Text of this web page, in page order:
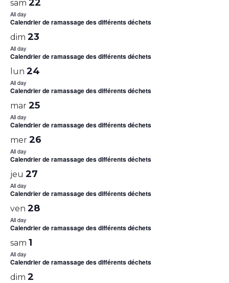
sam 22
All day
Calendrier de ramassage des différents déchets
dim 23
All day
Calendrier de ramassage des différents déchets
lun 24
All day
Calendrier de ramassage des différents déchets
mar 25
All day
Calendrier de ramassage des différents déchets
mer 26
All day
Calendrier de ramassage des différents déchets
jeu 27
All day
Calendrier de ramassage des différents déchets
ven 28
All day
Calendrier de ramassage des différents déchets
sam 1
All day
Calendrier de ramassage des différents déchets
dim 2